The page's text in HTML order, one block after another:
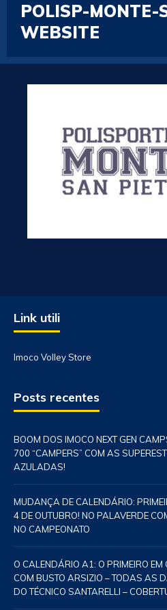
POLISP-MONTE-
WEBSITE
Link utili
Imoco Volley Store
Posts recentes
BOOM DOS IMOCO NEXT GEN
700 “CAMPERS” COM AS
AZULADAS!
MUDANÇA DE CALENDÁRIO:
4 DE OUTUBRO! NO PALAVERDE
NO CAMPEONATO
O CALENDÁRIO A1: O PRIMEIRO EM
COM BUSTO ARSIZIO – TODAS AS
DO TÉCNICO SANTARELLI –